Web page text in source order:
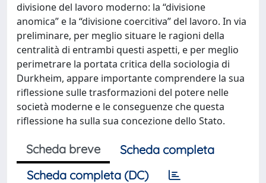
divisione del lavoro moderno: la “divisione
anomica” e la “divisione coercitiva” del lavoro. In via
preliminare, per meglio situare le ragioni della
centralità di entrambi questi aspetti, e per meglio
perimetrare la portata critica della sociologia di
Durkheim, appare importante comprendere la sua
riflessione sulle trasformazioni del potere nelle
società moderne e le conseguenze che questa
riflessione ha sulla sua concezione dello Stato.
Scheda breve
Scheda completa
Scheda completa (DC)